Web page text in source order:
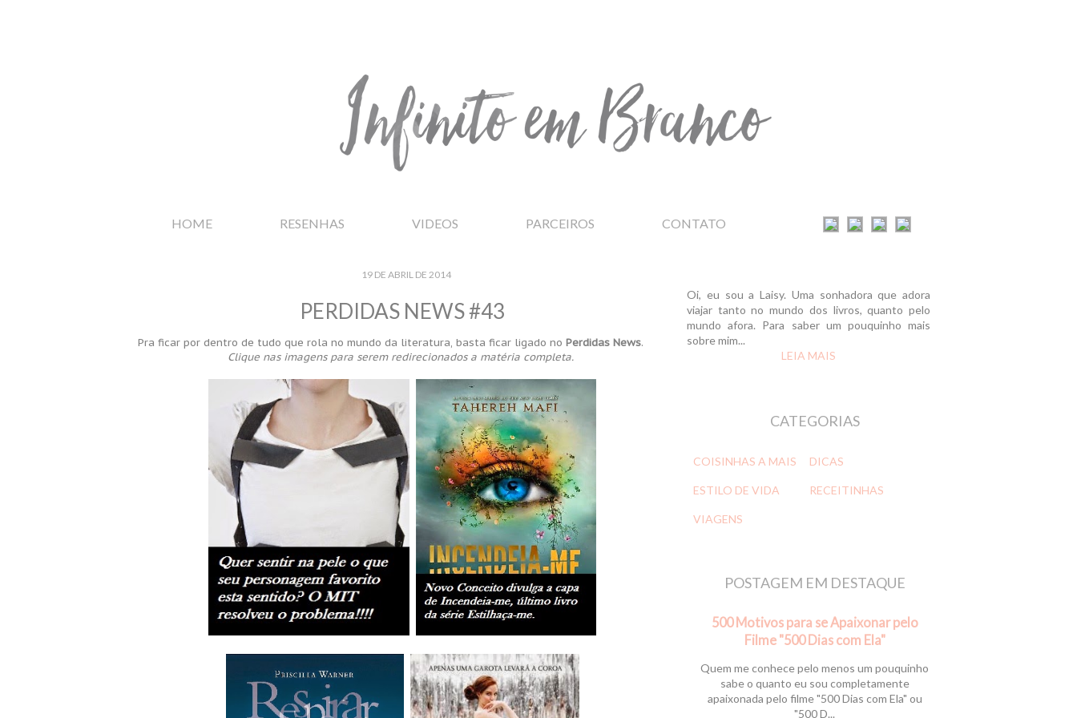
HOME RESENHAS VIDEOS PARCEIROS CONTATO
19 DE ABRIL DE 2014
PERDIDAS NEWS #43
Pra ficar por dentro de tudo que rola no mundo da literatura, basta ficar ligado no Perdidas News.
Clique nas imagens para serem redirecionados a matéria completa.
Oi, eu sou a Laisy. Uma sonhadora que adora
viajar tanto no mundo dos livros, quanto pelo
mundo afora. Para saber um pouquinho mais
sobre mim...
LEIA MAIS
CATEGORIAS
COISINHAS A MAIS DICAS
ESTILO DE VIDA RECEITINHAS
VIAGENS
POSTAGEM EM DESTAQUE
500 Motivos para se Apaixonar pelo
Filme "500 Dias com Ela"
Quem me conhece pelo menos um pouquinho
sabe o quanto eu sou completamente
apaixonada pelo filme "500 Dias com Ela" ou
"500 D...